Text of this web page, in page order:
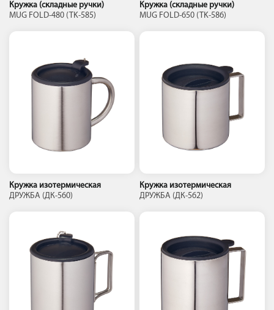
Кружка (складные ручки)
MUG FOLD-480 (TK-585)
Кружка (складные ручки)
MUG FOLD-650 (TK-586)
Кружка изотермическая
ДРУЖБА (ДК-560)
Кружка изотермическая
ДРУЖБА (ДК-562)